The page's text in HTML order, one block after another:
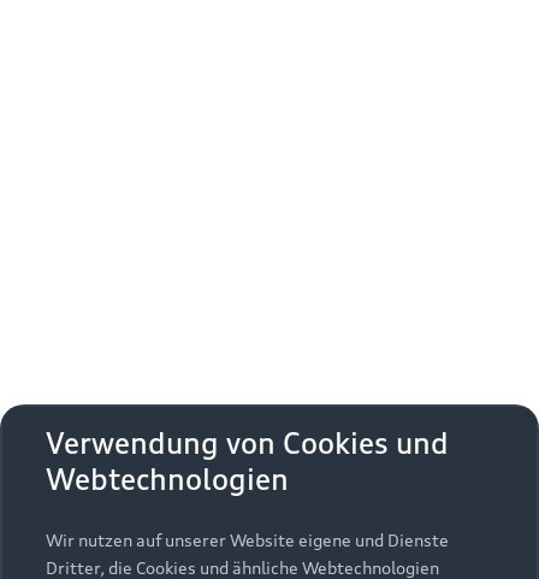
Zurück nach oben
Modelle
Alle Modelle
Kaufen & leasen
Verwendung von Cookies und
Webtechnologien
Wir nutzen auf unserer Website eigene und Dienste
Dritter, die Cookies und ähnliche Webtechnologien